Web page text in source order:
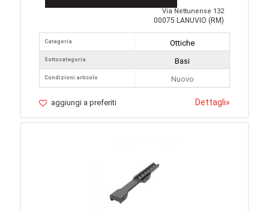
Via Nettunense 132
00075 LANUVIO (RM)
Categoria
Sottocategoria
Condizioni articolo
Ottiche
Basi
Nuovo
aggiungi a preferiti Dettagli»